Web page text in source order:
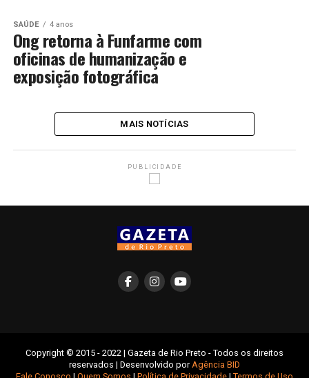
SAÚDE 4 anos
Ong retorna à Funfarme com
oficinas de humanização e
exposição fotográfica
MAIS NOTÍCIAS
PUBLICIDADE
Copyright © 2015 - 2022 | Gazeta de Rio Preto - Todos os direitos
reservados | Desenvolvido porAgência BID